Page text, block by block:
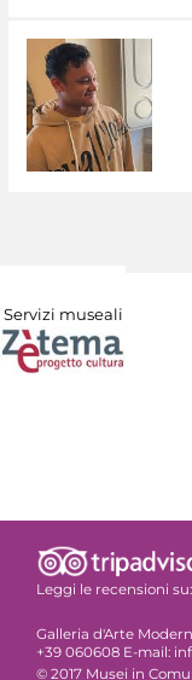
Servizi museali
Leggi le recensioni su:
Galleria d'Arte
+39 060608 E-mail:
© 2017 Musei in